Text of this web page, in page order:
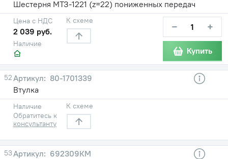
Шестерня МТЗ-1221 (z=22) пониженных передач
Наличие
Цена с НДС
2 039 руб.
К схеме − +
Купить
52
80-1701339
Втулка
Наличие
Обратитесь к
консультанту
К схеме
53
692309КМ